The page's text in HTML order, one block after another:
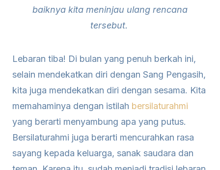
baiknya kita meninjau ulang rencana
tersebut.
Lebaran tiba! Di bulan yang penuh berkah ini,
selain mendekatkan diri dengan Sang Pengasih,
kita juga mendekatkan diri dengan sesama. Kita
memahaminya dengan istilah bersilaturahmi
yang berarti menyambung apa yang putus.
Bersilaturahmi juga berarti mencurahkan rasa
sayang kepada keluarga, sanak saudara dan